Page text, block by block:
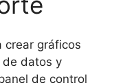
crear gráficos
de datos y
de control